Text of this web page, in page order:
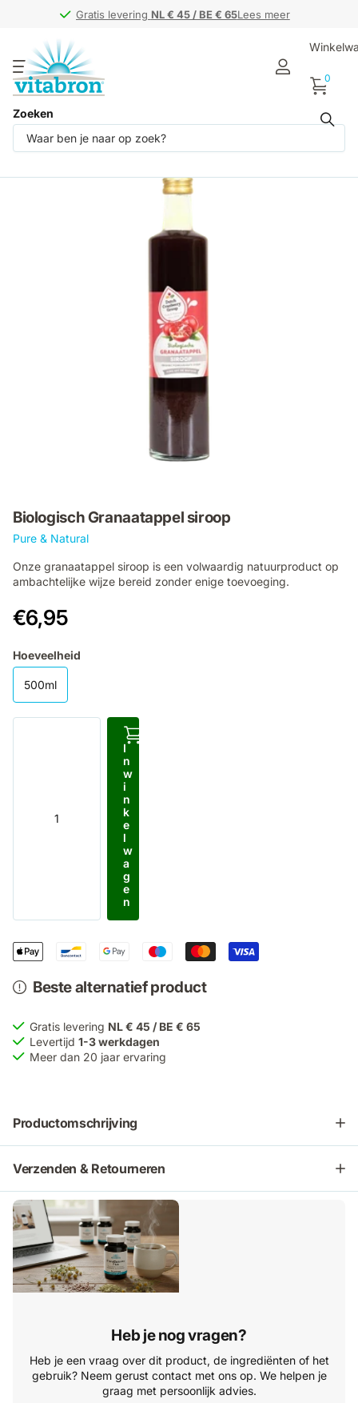
Gratis levering NL € 45 / BE € 65Lees meer
Gratis levering NL € 45 / BE € 65
Zoeken
0
Biologisch Granaatappel siroop
Pure & Natural
Onze granaatappel siroop is een volwaardig natuurproduct op
ambachtelijke wijze bereid zonder enige toevoeging.
€6,95
Hoeveelheid
500ml
I
n
w
i
n
k
e
l
w
a
g
e
n
Beste alternatief product
Gratis levering NL € 45 / BE € 65
Levertijd 1-3 werkdagen
Meer dan 20 jaar ervaring
Productomschrijving
Verzenden & Retourneren
Heb je nog vragen?
Heb je een vraag over dit product, de ingrediënten of het
gebruik? Neem gerust contact met ons op. We helpen je
graag met persoonlijk advies.